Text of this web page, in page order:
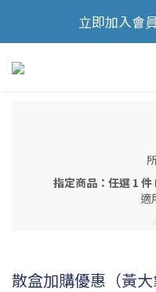
🎉 歡慶88節，
立即加入會
🎉 歡慶88節，
指定商品：任選 1
適
散盒加購優惠（黃大